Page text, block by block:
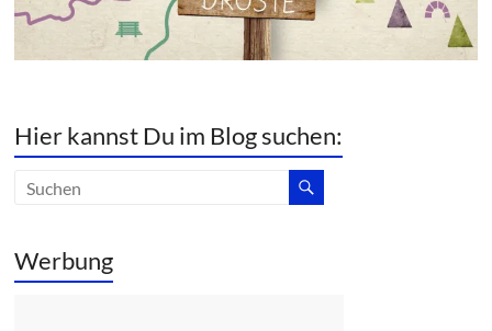
Hier kannst Du im Blog suchen:
Werbung